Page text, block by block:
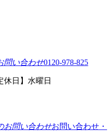
0120-978-825
休日】水曜日
お問い合わせ・